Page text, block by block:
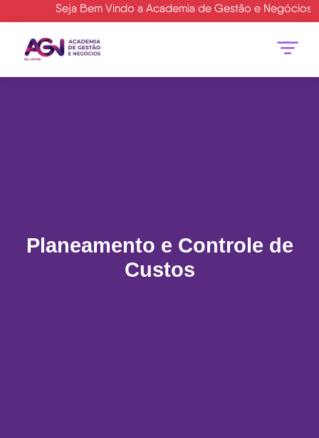
Seja Bem Vindo a Academia de Gestão e Negócios-
Planeamento e Controle de
Custos